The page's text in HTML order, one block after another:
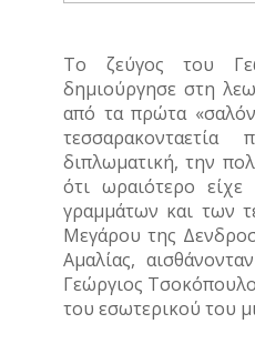
Το ζεύγος του
δημιούργησε στη
από τα πρώτα
διπλωματική, την
ότι ωραιότερο
γραμμάτων και των
Μεγάρου της
Αμαλίας,
Γεώργιος
του εσωτερικού του